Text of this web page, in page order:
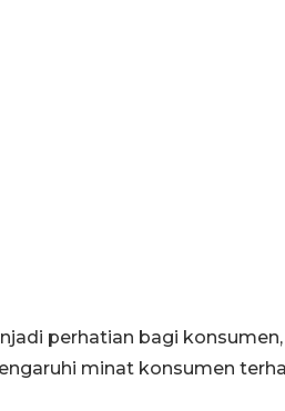
perhatian bagi
minat konsumen